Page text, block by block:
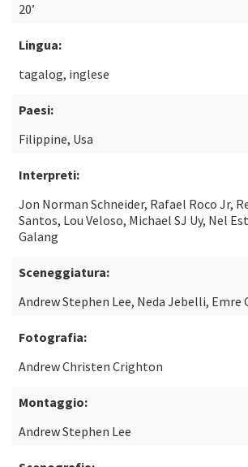
20’
Lingua:
tagalog, inglese
Paesi:
Filippine, Usa
Interpreti:
Jon Norman Schneider, Rafael Roco Jr,
Santos, Lou Veloso, Michael SJ Uy, Nel
Galang
Sceneggiatura:
Andrew Stephen Lee, Neda Jebelli, Emre
Fotografia:
Andrew Christen Crighton
Montaggio:
Andrew Stephen Lee